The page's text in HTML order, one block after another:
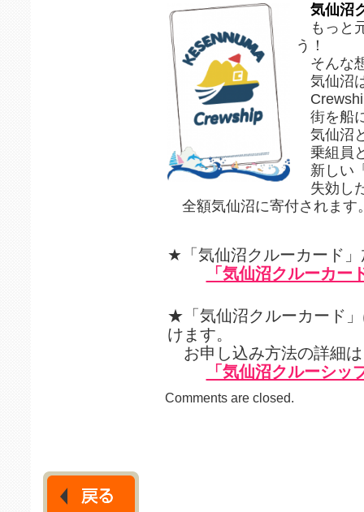
気仙沼
もっと
う！
そんな
気仙沼
街を船
気仙沼
乗組員
新しい
失効し
全額気仙沼に寄付されます
★「気仙沼クルーカード
「気仙沼クルーカー
★「気仙沼クルーカード
けます。
お申し込み方法の詳細
「気仙沼クルーシッ
Comments are closed.